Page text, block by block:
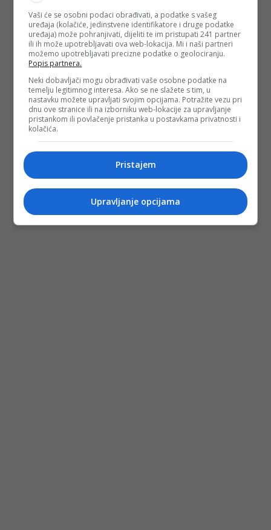
Vaši će se osobni podaci obrađivati, a podatke s vašeg
uređaja (kolačiće, jedinstvene identifikatore i druge podatke
uređaja) može pohranjivati, dijeliti te im pristupati 241 partner
ili ih može upotrebljavati ova web-lokacija. Mi i naši partneri
možemo upotrebljavati precizne podatke o geolociranju.
Popis partnera.
Neki dobavljači mogu obrađivati vaše osobne podatke na
temelju legitimnog interesa. Ako se ne slažete s tim, u
nastavku možete upravljati svojim opcijama. Potražite vezu pri
dnu ove stranice ili na izborniku web-lokacije za upravljanje
pristankom ili povlačenje pristanka u postavkama privatnosti i
kolačića.
Pristajem
Upravljanje opcijama